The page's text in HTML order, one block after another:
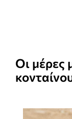
Οι μέρες